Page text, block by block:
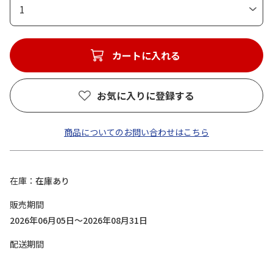
1
カートに入れる
お気に入りに登録する
商品についてのお問い合わせはこちら
在庫
在庫あり
販売期間
2026年06月05日～2026年08月31日
配送期間